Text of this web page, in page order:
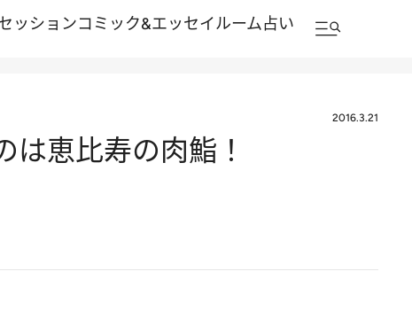
ッションコミック&エッセイルーム占い
2016.3.21
恵比寿の肉鮨！